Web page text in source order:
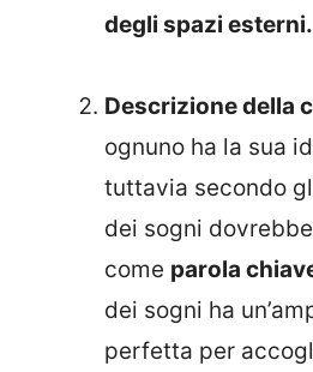
degli spazi esterni.
Descrizione della
ognuno ha la sua
tuttavia secondo
dei sogni
come parola
dei sogni ha
perfetta per